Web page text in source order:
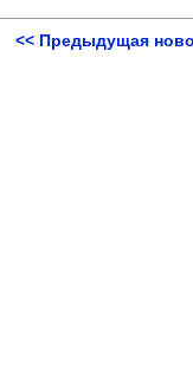
<< Предыдущая